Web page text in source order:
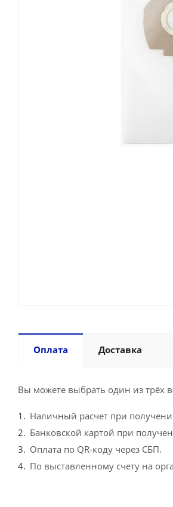
Оплата Доставка
Вы можете выбрать один из трёх
Наличный расчет при
Банковской картой при
Оплата по QR-коду через СБП.
По выставленному счету на